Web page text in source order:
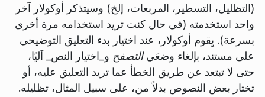
(التظليل، التسطير، المربعات، إلخ) وسيتذكر أوكولار آخر
واحد استخدمته (في حال كنت تريد استخدامه مرة أخرى
بسرعة). يِقوم أوكولار، عند اختيار بدء التعليق التوضيحي
على مستند، بإلغاء وضعَيالتصفح و_اختيار النص_ آليًا،
حتى لا تبتعد عن طريق الخطأ عما تريد التعليق عليه، أو
تختار بعض النصوص بدلاً من، على سبيل المثال، تظليله.